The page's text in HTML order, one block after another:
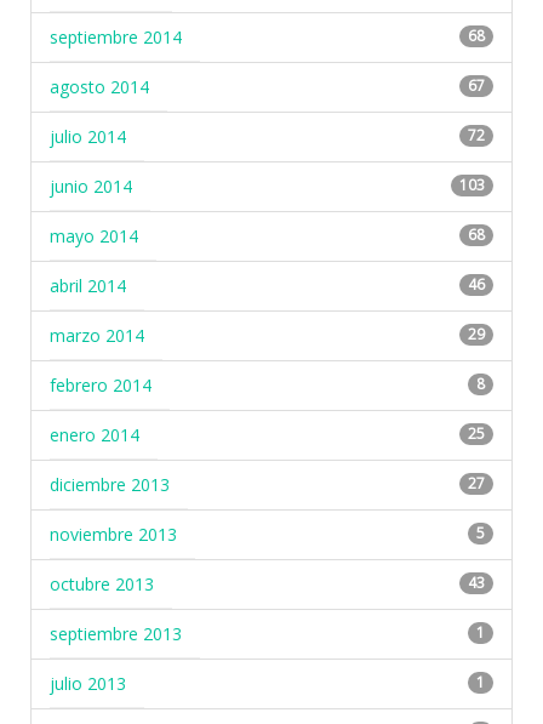
septiembre 2014 68
agosto 2014 67
julio 2014 72
junio 2014 103
mayo 2014 68
abril 2014 46
marzo 2014 29
febrero 2014 8
enero 2014 25
diciembre 2013 27
noviembre 2013 5
octubre 2013 43
septiembre 2013 1
julio 2013 1